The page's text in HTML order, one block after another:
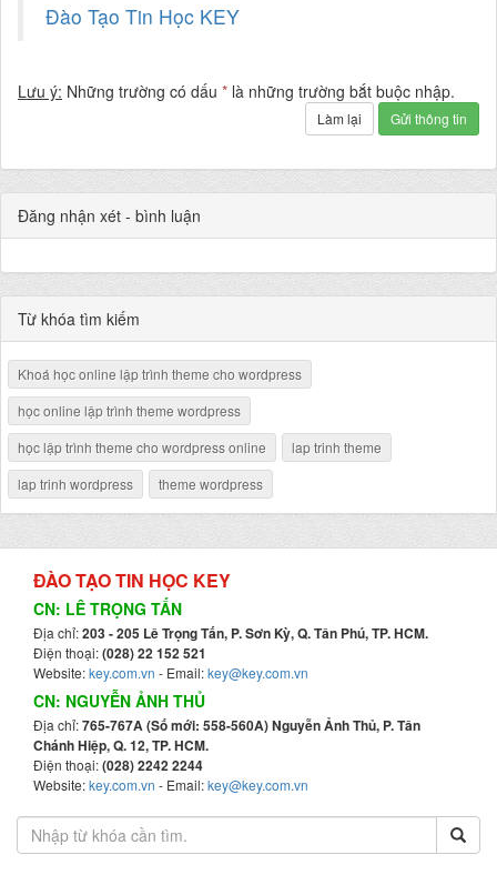
Đào Tạo Tin Học KEY
Lưu ý: Những trường có dấu * là những trường bắt buộc nhập.
Làm lại Gửi thông tin
Đăng nhận xét - bình luận
Từ khóa tìm kiếm
Khoá học online lập trình theme cho wordpress
học online lập trình theme wordpress
học lập trình theme cho wordpress online
lap trinh theme
lap trinh wordpress
theme wordpress
ĐÀO TẠO TIN HỌC KEY
CN: LÊ TRỌNG TẤN
Địa chỉ:203 - 205 Lê Trọng Tấn, P. Sơn Kỳ, Q. Tân Phú, TP. HCM.
Điện thoại:(028) 22 152 521
Website:key.com.vn - Email:key@key.com.vn
CN: NGUYỄN ẢNH THỦ
Địa chỉ:765-767A (Số mới: 558-560A) Nguyễn Ảnh Thủ, P. Tân
Chánh Hiệp, Q. 12, TP. HCM.
Điện thoại:(028) 2242 2244
Website:key.com.vn - Email:key@key.com.vn